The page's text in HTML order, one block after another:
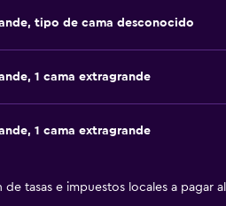
tipo de cama desconocido
1 cama extragrande
1 cama extragrande
de tasas e impuestos locales a pagar